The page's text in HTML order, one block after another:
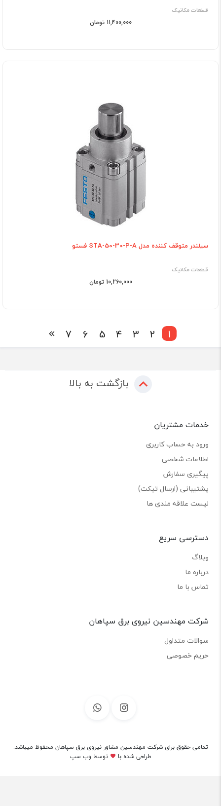
قطعات مکانیک
11,400,000 تومان
سیلندر متوقف کننده مدل STA-50-30-P-A فستو
قطعات مکانیک
10,260,000 تومان
1
2
3
4
5
6
7
بازگشت به بالا
خدمات مشتریان
ورود به حساب کاربری
اطلاعات شخصی
پیگیری سفارش
پشتیبانی (ارسال تیکت)
لیست علاقه مندی ها
دسترسی سریع
وبلاگ
درباره ما
تماس با ما
شرکت مهندسین نیروی برق سپاهان
سوالات متداول
حریم خصوصی
تمامی حقوق برای شرکت مهندسین مشاور نیروی برق سپاهان محفوظ میباشد.
طراحی شده با
توسط وب سپ